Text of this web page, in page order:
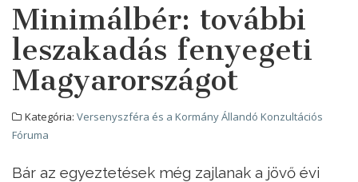
Minimálbér: további
leszakadás fenyegeti
Magyarországot
Kategória: Versenyszféra és a Kormány Állandó Konzultációs
Fóruma
Bár az egyeztetések még zajlanak a jövő évi